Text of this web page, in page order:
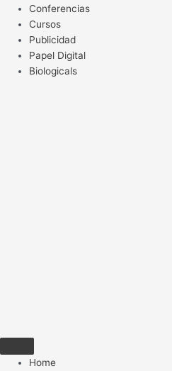
Conferencias
Cursos
Publicidad
Papel Digital
Biologicals
Home